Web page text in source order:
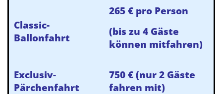
Classic-
Ballonfahrt
265 € pro Person
(bis zu 4 Gäste
können mitfahren)
Exclusiv-
Pärchenfahrt
750 € (nur 2 Gäste
fahren mit)